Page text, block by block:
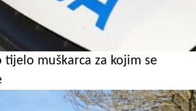
tijelo muškarca za kojim se